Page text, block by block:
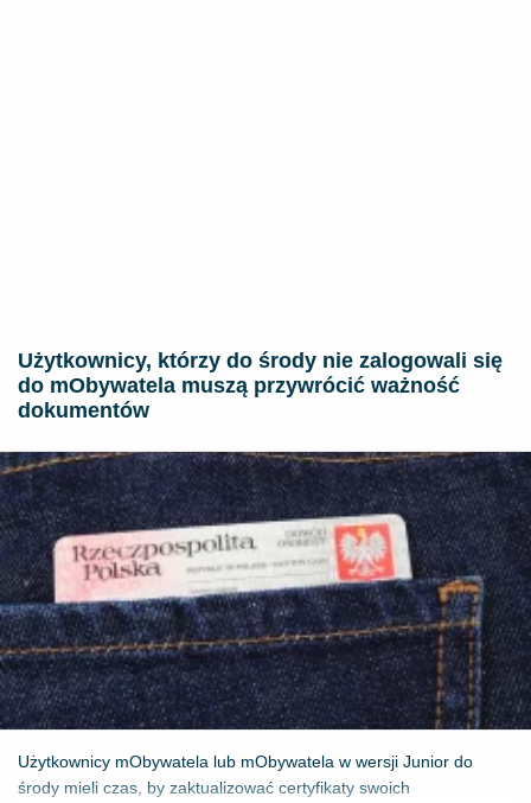
Użytkownicy, którzy do środy nie zalogowali się
do mObywatela muszą przywrócić ważność
dokumentów
Użytkownicy mObywatela lub mObywatela w wersji Junior do
środy mieli czas, by zaktualizować certyfikaty swoich